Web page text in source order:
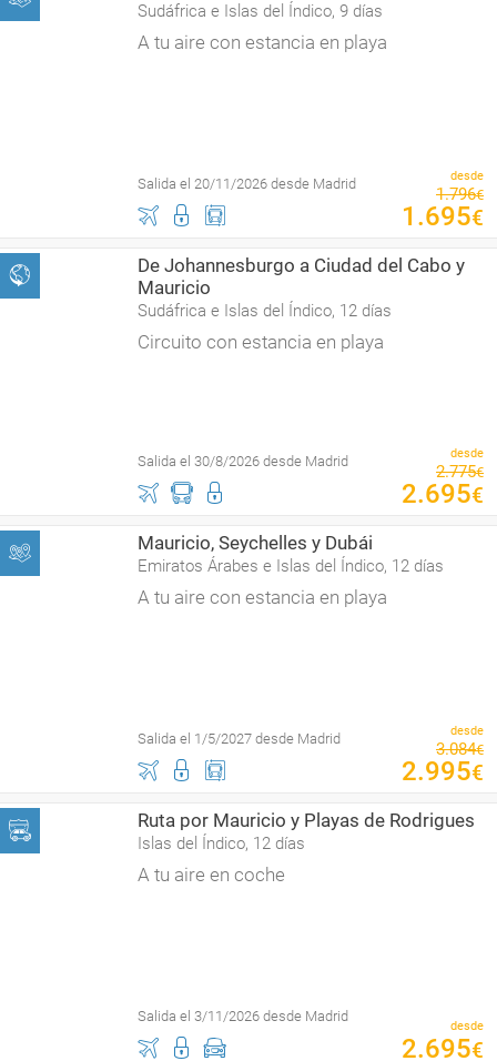
Sudáfrica e Islas del Índico, 9 días
A tu aire con estancia en playa
Salida el 20/11/2026 desde Madrid desde
1.796€
1 .695€
De Johannesburgo a Ciudad del Cabo y
Mauricio
Sudáfrica e Islas del Índico, 12 días
Circuito con estancia en playa
Salida el 30/8/2026 desde Madrid desde
2.775€
2.695€
Mauricio, Seychelles y Dubái
Emiratos Árabes e Islas del Índico, 12 días
A tu aire con estancia en playa
Salida el 1/5/2027 desde Madrid desde
3.084€
2.995€
Ruta por Mauricio y Playas de Rodrigues
Islas del Índico, 12 días
A tu aire en coche
Salida el 3/11/2026 desde Madrid
desde
2.695€